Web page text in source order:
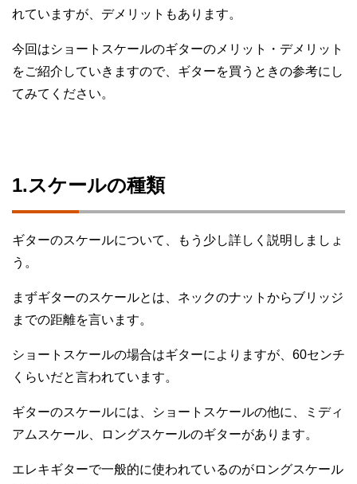
れていますが、デメリットもあります。
今回はショートスケールのギターのメリット・デメリット
をご紹介していきますので、ギターを買うときの参考にし
てみてください。
1.スケールの種類
ギターのスケールについて、もう少し詳しく説明しましょ
う。
まずギターのスケールとは、ネックのナットからブリッジ
までの距離を言います。
ショートスケールの場合はギターによりますが、60センチ
くらいだと言われています。
ギターのスケールには、ショートスケールの他に、ミディ
アムスケール、ロングスケールのギターがあります。
エレキギターで一般的に使われているのがロングスケール